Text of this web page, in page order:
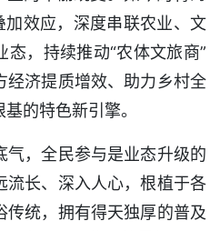
加效应，深度串联农业、文
，持续推动“农体文旅商”
经济提质增效、助力乡村全
的特色新引擎。
气，全民参与是业态升级的
流长、深入人心，根植于各
传统，拥有得天独厚的普及